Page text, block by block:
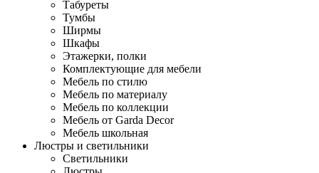
Табуреты
Тумбы
Ширмы
Шкафы
Этажерки, полки
Комплектующие для мебели
Мебель по стилю
Мебель по материалу
Мебель по коллекции
Мебель от Garda Decor
Мебель школьная
Люстры и светильники
Светильники